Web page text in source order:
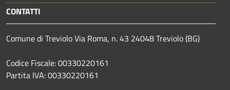
CONTATTI
Comune di Treviolo Via Roma, n. 43 24048 Treviolo (BG)
Codice Fiscale: 00330220161
Partita IVA: 00330220161